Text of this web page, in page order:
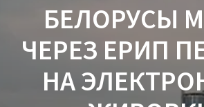
БЕЛОРУСЫ
ЧЕРЕЗ ЕРИП
НА